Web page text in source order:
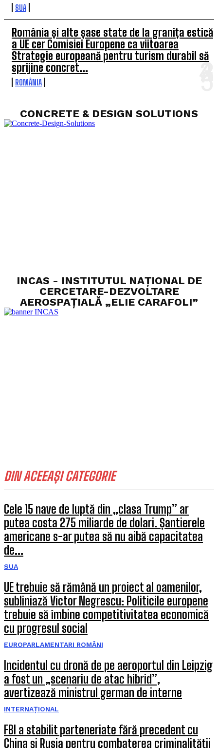
SUA
România și alte șase state de la granița estică
a UE cer Comisiei Europene ca viitoarea
Strategie europeană pentru turism durabil să
sprijine concret...
ROMÂNIA
CONCRETE & DESIGN SOLUTIONS
INCAS - INSTITUTUL NAȚIONAL DE
CERCETARE-DEZVOLTARE
AEROSPAȚIALĂ „ELIE CARAFOLI”
DIN ACEEAȘI CATEGORIE
Cele 15 nave de luptă din „clasa Trump” ar
putea costa 275 miliarde de dolari. Șantierele
americane s-ar putea să nu aibă capacitatea
de...
SUA
UE trebuie să rămână un proiect al oamenilor,
subliniază Victor Negrescu: Politicile europene
trebuie să îmbine competitivitatea economică
cu progresul social
EUROPARLAMENTARI ROMÂNI
Incidentul cu dronă de pe aeroportul din Leipzig
a fost un „scenariu de atac hibrid”,
avertizează ministrul german de interne
INTERNAȚIONAL
FBI a stabilit parteneriate fără precedent cu
China și Rusia pentru combaterea criminalității